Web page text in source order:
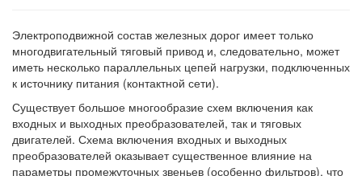
Электроподвижной состав железных дорог имеет только
многодвигательный тяговый привод и, следовательно, может
иметь несколько параллельных цепей нагрузки, подключенных
к источнику питания (контактной сети).
Существует большое многообразие схем включения как
входных и выходных преобразователей, так и тяговых
двигателей. Схема включения входных и выходных
преобразователей оказывает существенное влияние на
параметры промежуточных звеньев (особенно фильтров), что